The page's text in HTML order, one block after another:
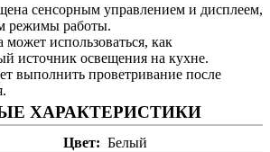
сенсорным управлением и дисплеем,
режимы работы.
может использоваться, как
источник освещения на кухне.
выполнить проветривание после
ХАРАКТЕРИСТИКИ
Цвет
Белый